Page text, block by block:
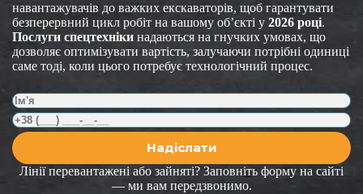
навантажувачів до важких екскаваторів, щоб гарантувати
безперервний цикл робіт на вашому об’єкті у 2026 році.
Послуги спецтехніки надаються на гнучких умовах, що
дозволяє оптимізувати вартість, залучаючи потрібні одиниці
саме тоді, коли цього потребує технологічний процес.
Лінії перевантажені або зайняті? Заповніть форму на сайті
— ми вам передзвонимо.